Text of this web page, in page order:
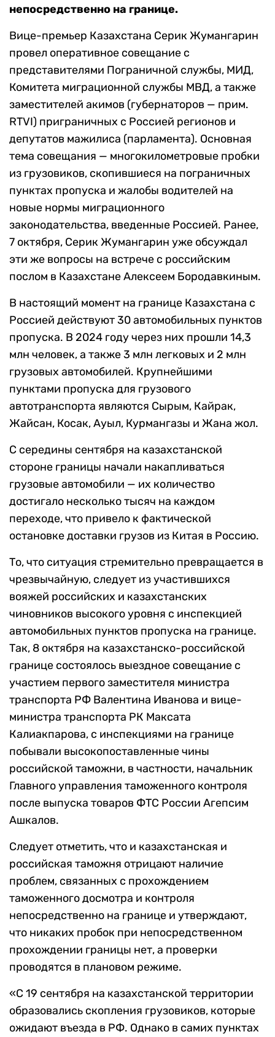
непосредственно на границе.
Вице-премьер Казахстана Серик Жумангарин
провел оперативное совещание с
представителями Пограничной службы, МИД,
Комитета миграционной службы МВД, а также
заместителей акимов (губернаторов — прим.
RTVI) приграничных с Россией регионов и
депутатов мажилиса (парламента). Основная
тема совещания — многокилометровые пробки
из грузовиков, скопившиеся на пограничных
пунктах пропуска и жалобы водителей на
новые нормы миграционного
законодательства, введенные Россией. Ранее,
7 октября, Серик Жумангарин уже обсуждал
эти же вопросы на встрече с российским
послом в Казахстане Алексеем Бородавкиным.
В настоящий момент на границе Казахстана с
Россией действуют 30 автомобильных пунктов
пропуска. В 2024 году через них прошли 14,3
млн человек, а также 3 млн легковых и 2 млн
грузовых автомобилей. Крупнейшими
пунктами пропуска для грузового
автотранспорта являются Сырым, Кайрак,
Жайсан, Косак, Ауыл, Курмангазы и Жана жол.
С середины сентября на казахстанской
стороне границы начали накапливаться
грузовые автомобили — их количество
достигало несколько тысяч на каждом
переходе, что привело к фактической
остановке доставки грузов из Китая в Россию.
То, что ситуация стремительно превращается в
чрезвычайную, следует из участившихся
вояжей российских и казахстанских
чиновников высокого уровня с инспекцией
автомобильных пунктов пропуска на границе.
Так, 8 октября на казахстанско-российской
границе состоялось выездное совещание с
участием первого заместителя министра
транспорта РФ Валентина Иванова и вице-
министра транспорта РК Максата
Калиакпарова, с инспекциями на границе
побывали высокопоставленные чины
российской таможни, в частности, начальник
Главного управления таможенного контроля
после выпуска товаров ФТС России Агепсим
Ашкалов.
Следует отметить, что и казахстанская и
российская таможня отрицают наличие
проблем, связанных с прохождением
таможенного досмотра и контроля
непосредственно на границе и утверждают,
что никаких пробок при непосредственном
прохождении границы нет, а проверки
проводятся в плановом режиме.
«С 19 сентября на казахстанской территории
образовались скопления грузовиков, которые
ожидают въезда в РФ. Однако в самих пунктах